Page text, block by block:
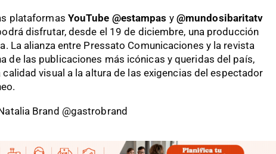
plataformas YouTube @estampas y @mundosibaritatv
disfrutar, desde el 19 de diciembre, una producción
La alianza entre Pressato Comunicaciones y la revista
de las publicaciones más icónicas y queridas del país,
calidad visual a la altura de las exigencias del espectador
Brand @gastrobrand